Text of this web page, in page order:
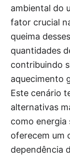
ambiental do
fator crucial
queima
quantidades
contribuindo
aquecimento
Este cenário
alternativas
como energia
oferecem um
dependência